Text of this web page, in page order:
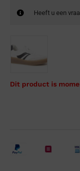
Heeft u een
Dit product is